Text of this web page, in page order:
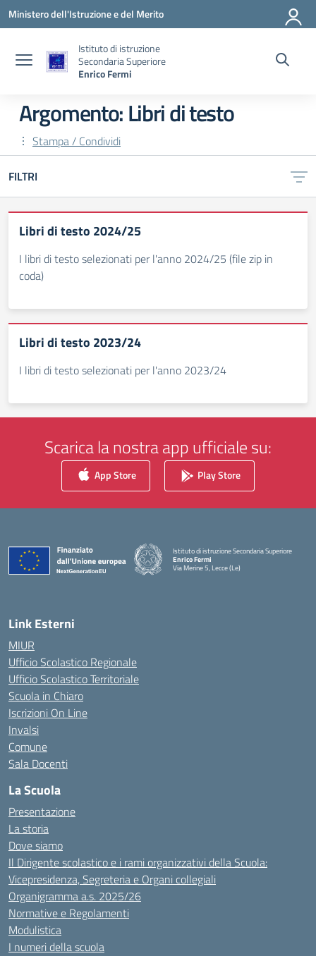
Vai ai contenuti
Vai al menu di navigazione
Vai al footer
Ministero dell'Istruzione e del Merito
Istituto di istruzione
Secondaria Superiore
Enrico Fermi
Argomento: Libri di testo
Stampa / Condividi
FILTRI
Libri di testo 2024/25
I libri di testo selezionati per l'anno 2024/25 (file zip in
coda)
Libri di testo 2023/24
I libri di testo selezionati per l'anno 2023/24
Scarica la nostra app ufficiale su:
App Store Play Store
Istituto di istruzione Secondaria Superiore
Enrico Fermi
Via Merine 5, Lecce (Le)
Link Esterni
MIUR
Ufficio Scolastico Regionale
Ufficio Scolastico Territoriale
Scuola in Chiaro
Iscrizioni On Line
Invalsi
Comune
Sala Docenti
La Scuola
Presentazione
La storia
Dove siamo
Il Dirigente scolastico e i rami organizzativi della Scuola:
Vicepresidenza, Segreteria e Organi collegiali
Organigramma a.s. 2025/26
Normative e Regolamenti
Modulistica
I numeri della scuola